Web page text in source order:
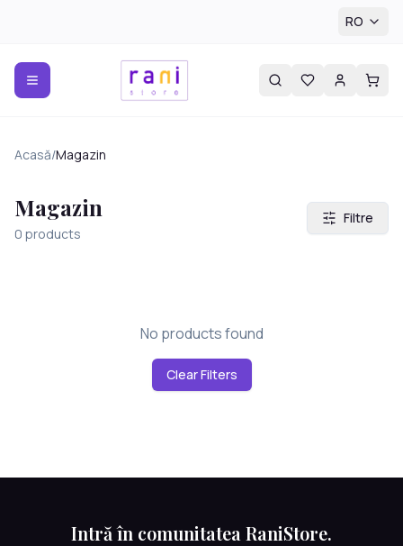
RO
Acasă/Magazin
Magazin
0 products
Filtre
No products found
Clear Filters
Intră în comunitatea RaniStore.